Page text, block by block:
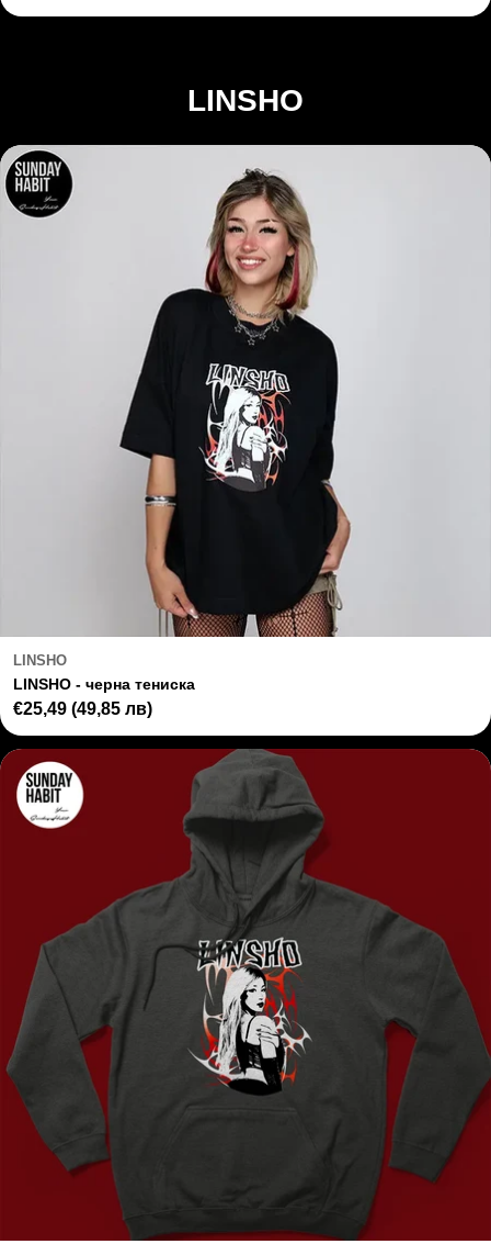
price
LINSHO
LINSHO
LINSHO - черна тениска
Regular
price
€25,49 (49,85 лв)